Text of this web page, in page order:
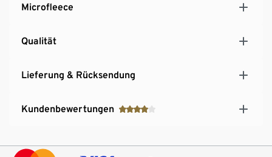
Microfleece
Qualität
Lieferung & Rücksendung
Kundenbewertungen